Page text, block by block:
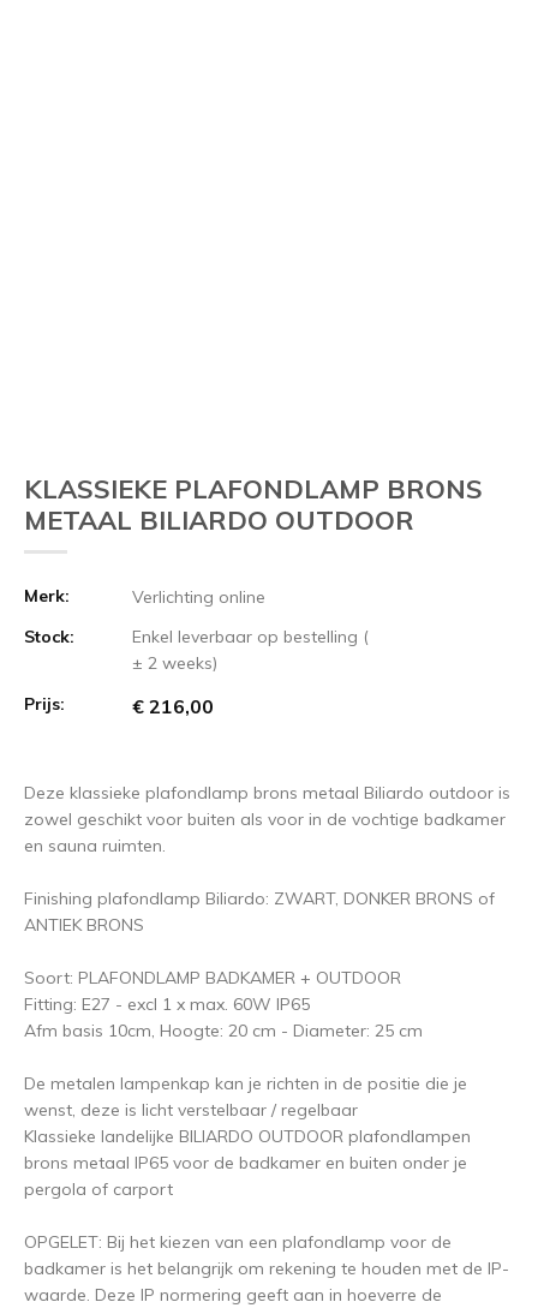
KLASSIEKE PLAFONDLAMP BRONS
METAAL BILIARDO OUTDOOR
Merk:
Verlichting online
Stock:
Enkel leverbaar op bestelling (
± 2 weeks)
Prijs:
€ 216,00
Deze klassieke plafondlamp brons metaal Biliardo outdoor is
zowel geschikt voor buiten als voor in de vochtige badkamer
en sauna ruimten.
Finishing plafondlamp Biliardo: ZWART, DONKER BRONS of
ANTIEK BRONS
Soort: PLAFONDLAMP BADKAMER + OUTDOOR
Fitting: E27 - excl 1 x max. 60W IP65
Afm basis 10cm, Hoogte: 20 cm - Diameter: 25 cm
De metalen lampenkap kan je richten in de positie die je
wenst, deze is licht verstelbaar / regelbaar
Klassieke landelijke BILIARDO OUTDOOR plafondlampen
brons metaal IP65 voor de badkamer en buiten onder je
pergola of carport
OPGELET: Bij het kiezen van een plafondlamp voor de
badkamer is het belangrijk om rekening te houden met de IP-
waarde. Deze IP normering geeft aan in hoeverre de